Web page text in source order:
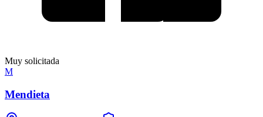
Muy solicitada
M
Mendieta